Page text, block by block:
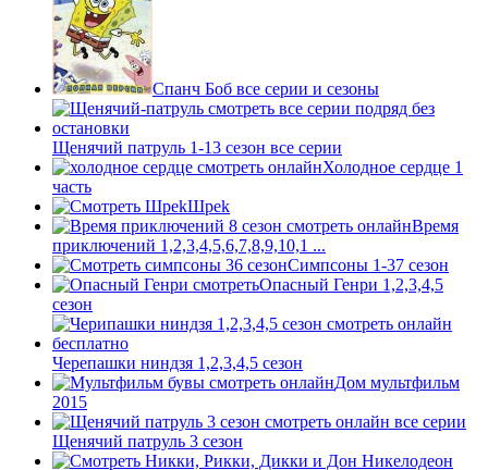
Спанч Боб все серии и сезоны
Щенячий патруль 1-13 сезон все серии
Холодное сердце 1
часть
Шpek
Время
приключений 1,2,3,4,5,6,7,8,9,10,1 ...
Симпсоны 1-37 сезон
Опасный Генри 1,2,3,4,5
сезон
Черепашки ниндзя 1,2,3,4,5 сезон
Дом мультфильм
2015
Щенячий патруль 3 сезон